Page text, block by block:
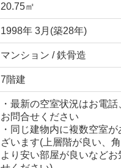
20.75㎡
1998年 3月(築28年)
マンション / 鉄骨造
7階建
・最新の空室状況はお電
お問合せください
・同じ建物内に複数空室
ざいます(上層階が良い、角
より安い部屋が良いなどお